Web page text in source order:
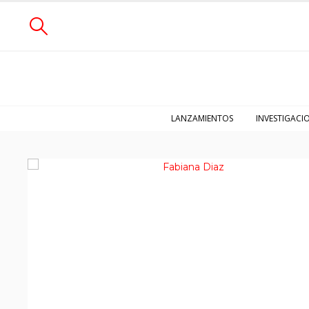
LANZAMIENTOS